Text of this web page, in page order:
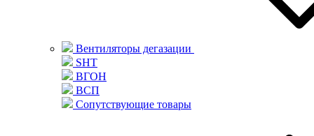
Вентиляторы дегазации
SHT
ВГОН
ВСП
Сопутствующие товары